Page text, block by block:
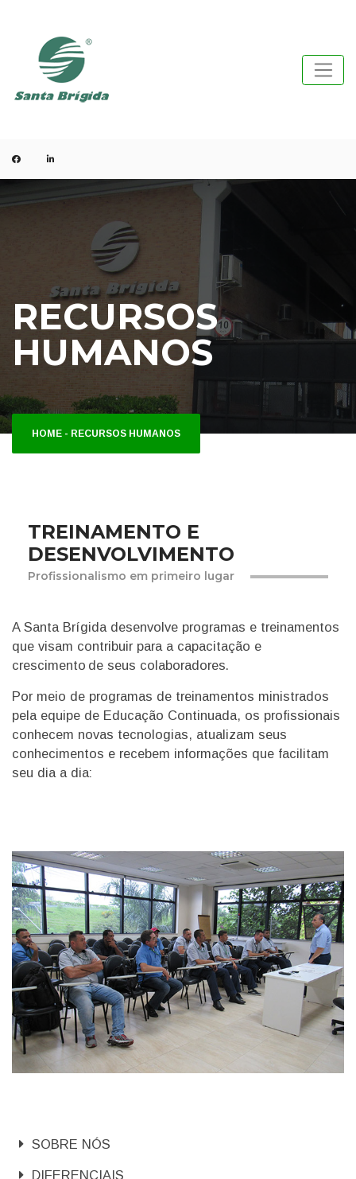
RECURSOS
HUMANOS
HOME - RECURSOS HUMANOS
TREINAMENTO E
DESENVOLVIMENTO
Profissionalismo em primeiro lugar
A Santa Brígida desenvolve programas e treinamentos
que visam contribuir para a capacitação e
crescimento de seus colaboradores.
Por meio de programas de treinamentos ministrados
pela equipe de Educação Continuada, os profissionais
conhecem novas tecnologias, atualizam seus
conhecimentos e recebem informações que facilitam
seu dia a dia:
SOBRE NÓS
DIFERENCIAIS